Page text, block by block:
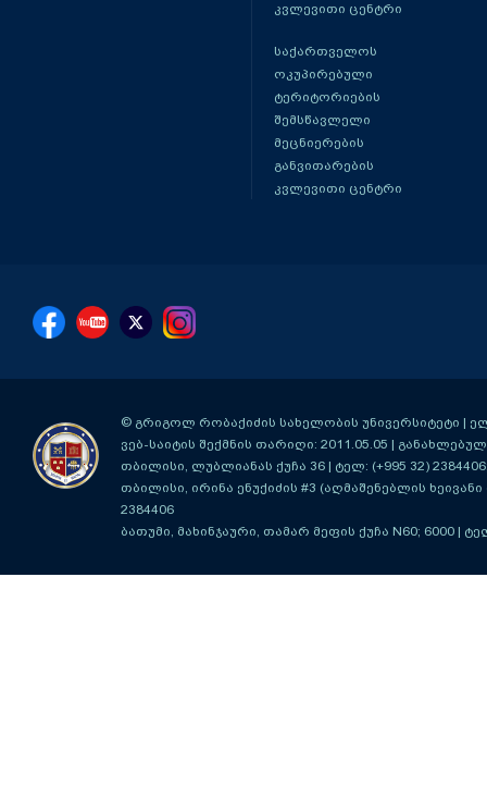
კვლევითი ცენტრი
საქართველოს
ოკუპირებული
ტერიტორიების
შემსწავლელი
მეცნიერების
განვითარების
კვლევითი ცენტრი
© გრიგოლ რობაქიძის სახელობის უნივერსიტეტი |
ვებ-საიტის შექმნის თარიღი: 2011.05.05 |
თბილისი, ლუბლიანას ქუჩა 36 | ტელ: (+995 32)
თბილისი, ირინა ენუქიძის #3 (აღმაშენებლის ხეივანი
2384406
ბათუმი, მახინჯაური, თამარ მეფის ქუჩა N60; 6000 |